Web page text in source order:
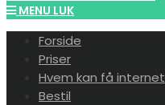
this
website
MENU LUK
Forside
Priser
Hvem kan få internet
Bestil